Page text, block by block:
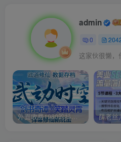
admin
0
这家伙很懒，
外面收费1980的抖音武动时空直播项目，无需真人出镜，实时互动直播【软件+详细教程】